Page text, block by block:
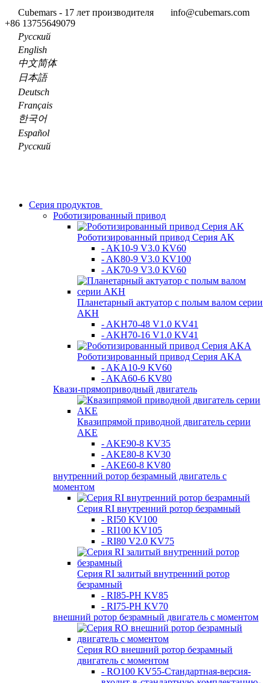
Cubemars - 17 лет производителя
info@cubemars.com
+86 13755649079
Pусский
English
中文简体
日本語
Deutsch
Français
한국어
Español
Pусский
Серия продуктов
Роботизированный привод
Роботизированный привод Серия AK
- AK10-9 V3.0 KV60
- AK80-9 V3.0 KV100
- AK70-9 V3.0 KV60
Планетарный актуатор с полым валом серии
AKH
- AKH70-48 V1.0 KV41
- AKH70-16 V1.0 KV41
Роботизированный привод Серия AKA
- AKA10-9 KV60
- AKA60-6 KV80
Квази-прямоприводный двигатель
Квазипрямой приводной двигатель серии
AKE
- AKE90-8 KV35
- AKE80-8 KV30
- AKE60-8 KV80
внутренний ротор безрамный двигатель с
моментом
Серия RI внутренний ротор безрамный
- RI50 KV100
- RI100 KV105
- RI80 V2.0 KV75
Серия RI залитый внутренний ротор
безрамный
- RI85-PH KV85
- RI75-PH KV70
внешний ротор безрамный двигатель с моментом
Серия RO внешний ротор безрамный
двигатель с моментом
- RO100 KV55-Стандартная-версия-